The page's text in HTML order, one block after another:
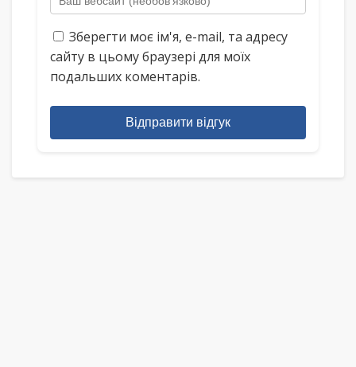
Зберегти моє ім'я, e-mail, та адресу
сайту в цьому браузері для моїх
подальших коментарів.
Відправити відгук